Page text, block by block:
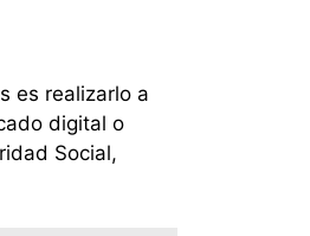
es realizarlo a
digital o
Social,